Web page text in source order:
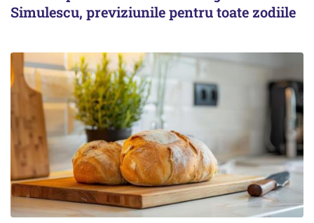
Simulescu, previziunile pentru toate zodiile